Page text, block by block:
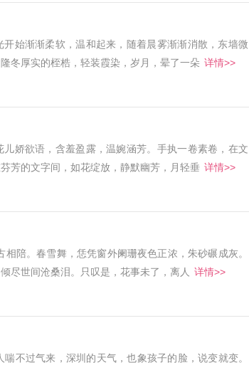
始渐渐柔软，温和起来，随着晨雾渐渐消散，东墙微
冬厚实的桎梏，轻装霞染，岁月，晕了一朵 详情>>
娇欲语，含羞盈露，温婉涵芳。手执一卷素卷，在文
芳的文字间，如花绽放，静默幽芳，月轻垂 详情>>
陪。春雪舞，恁凭窗外阑珊夜色正浓，朱砂碾成灰。
尽世间沧桑泪。只叹是，花事未了，离人 详情>>
不过气来，深圳的天气，也象孩子的脸，说变就变。